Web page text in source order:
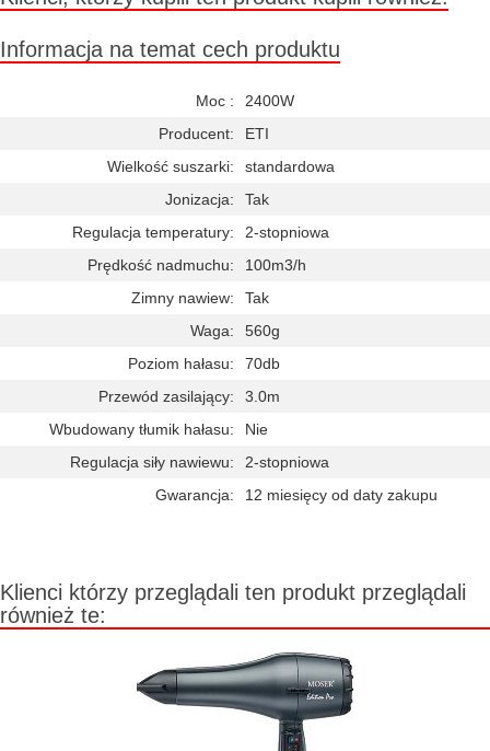
Informacja na temat cech produktu
Moc :
2400W
Producent:
ETI
Wielkość suszarki:
standardowa
Jonizacja:
Tak
Regulacja temperatury:
2-stopniowa
Prędkość nadmuchu:
100m3/h
Zimny nawiew:
Tak
Waga:
560g
Poziom hałasu:
70db
Przewód zasilający:
3.0m
Wbudowany tłumik hałasu:
Nie
Regulacja siły nawiewu:
2-stopniowa
Gwarancja:
12 miesięcy od daty zakupu
Klienci którzy przeglądali ten produkt przeglądali
również te: